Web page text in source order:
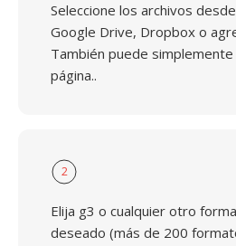
Seleccione los archivos
Google Drive, Dropbox o
También puede
página..
2
Elija g3 o cualquier otro
deseado (más de 200